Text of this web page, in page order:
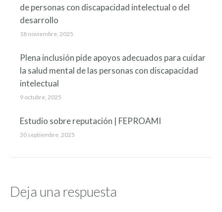
de personas con discapacidad intelectual o del
desarrollo
18 noviembre, 2025
Plena inclusión pide apoyos adecuados para cuidar
la salud mental de las personas con discapacidad
intelectual
9 octubre, 2025
Estudio sobre reputación | FEPROAMI
30 septiembre, 2025
Deja una respuesta